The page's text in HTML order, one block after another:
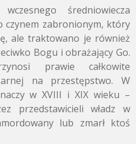
średniowiecza
czynem zabronionym, który
ale traktowano je również
Bogu i obrażający Go.
prawie całkowite
na przestępstwo. W
w XVIII i XIX wieku –
przedstawicieli władz w
lub zmarł ktoś